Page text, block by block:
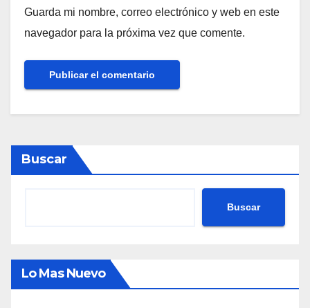
Guarda mi nombre, correo electrónico y web en este
navegador para la próxima vez que comente.
Buscar
Buscar
Lo Mas Nuevo